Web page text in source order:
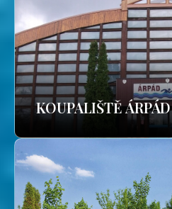
KOUPALIŠTĚ ÁRPÁD